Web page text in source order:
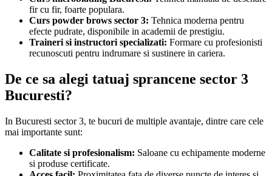
fir cu fir, foarte populara.
Curs powder brows sector 3: Tehnica moderna pentru
efecte pudrate, disponibile in academii de prestigiu.
Traineri si instructori specializati: Formare cu profesionisti
recunoscuti pentru indrumare si sustinere in cariera.
De ce sa alegi tatuaj sprancene sector 3
Bucuresti?
In Bucuresti sector 3, te bucuri de multiple avantaje, dintre care cele
mai importante sunt:
Calitate si profesionalism: Saloane cu echipamente moderne
si produse certificate.